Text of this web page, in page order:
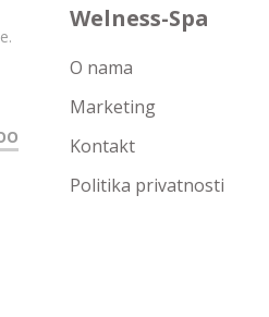
Welness-Spa
O nama
Marketing
Kontakt
Politika privatnosti